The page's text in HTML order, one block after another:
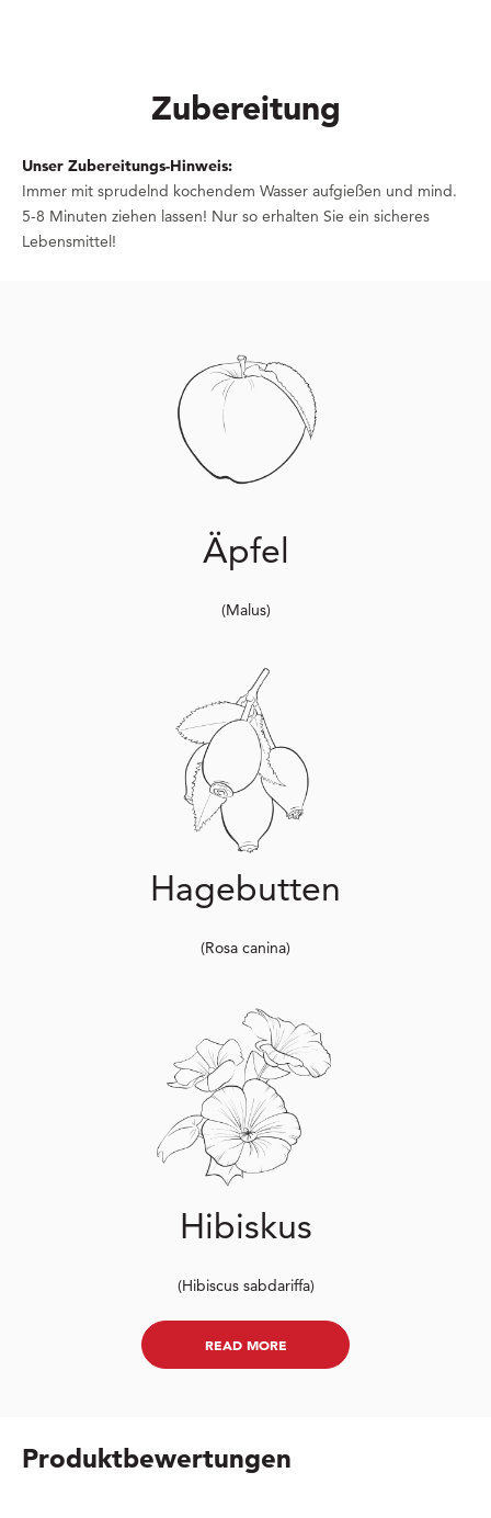
Zubereitung
Unser Zubereitungs-Hinweis:
Immer mit sprudelnd kochendem Wasser aufgießen und mind.
5-8 Minuten ziehen lassen! Nur so erhalten Sie ein sicheres
Lebensmittel!
Äpfel
(Malus)
Hagebutten
(Rosa canina)
Hibiskus
(Hibiscus sabdariffa)
READ MORE
Produktbewertungen